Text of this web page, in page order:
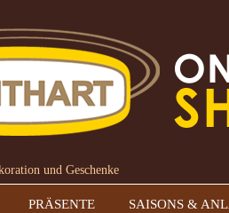
und Geschenke
PRÄSENTE SAISONS &